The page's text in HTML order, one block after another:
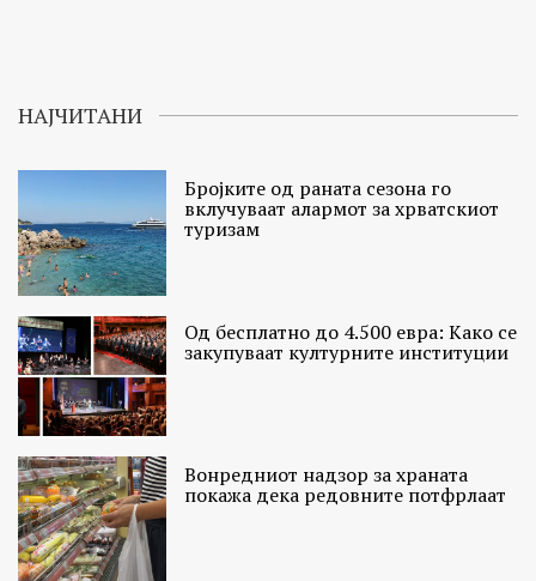
НАЈЧИТАНИ
Бројките од раната сезона го
вклучуваат алармот за хрватскиот
туризам
Од бесплатно до 4.500 евра: Како се
закупуваат културните институции
Вонредниот надзор за храната
покажа дека редовните потфрлаат